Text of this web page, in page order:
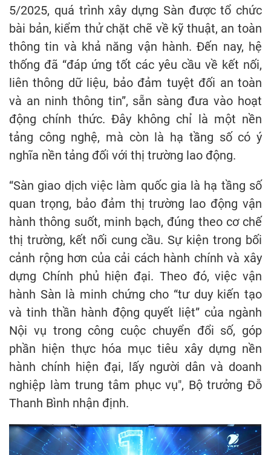
5/2025, quá trình xây dựng Sàn được tổ chức
bài bản, kiểm thử chặt chẽ về kỹ thuật, an toàn
thông tin và khả năng vận hành. Đến nay, hệ
thống đã “đáp ứng tốt các yêu cầu về kết nối,
liên thông dữ liệu, bảo đảm tuyệt đối an toàn
và an ninh thông tin”, sẵn sàng đưa vào hoạt
động chính thức. Đây không chỉ là một nền
tảng công nghệ, mà còn là hạ tầng số có ý
nghĩa nền tảng đối với thị trường lao động.
“Sàn giao dịch việc làm quốc gia là hạ tầng số
quan trọng, bảo đảm thị trường lao động vận
hành thông suốt, minh bạch, đúng theo cơ chế
thị trường, kết nối cung cầu. Sự kiện trong bối
cảnh rộng hơn của cải cách hành chính và xây
dựng Chính phủ hiện đại. Theo đó, việc vận
hành Sàn là minh chứng cho “tư duy kiến tạo
và tinh thần hành động quyết liệt” của ngành
Nội vụ trong công cuộc chuyển đổi số, góp
phần hiện thực hóa mục tiêu xây dựng nền
hành chính hiện đại, lấy người dân và doanh
nghiệp làm trung tâm phục vụ", Bộ trưởng Đỗ
Thanh Bình nhận định.